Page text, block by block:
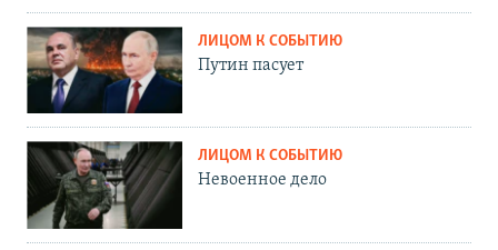
ЛИЦОМ К СОБЫТИЮ
Путин пасует
ЛИЦОМ К СОБЫТИЮ
Невоенное дело